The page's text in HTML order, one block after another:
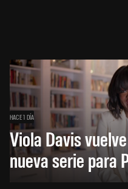
HACE 1 DÍA
Viola Davis
nueva serie para